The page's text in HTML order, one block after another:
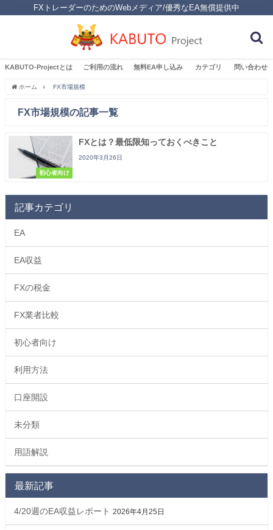
FXトレーダーのためのWebメディア/優秀なEA無償提供中
KABUTO-Projectとは ご利用の流れ 無料EA申し込み カテゴリ 問い合わせ
ホーム FX市場規模
FX市場規模の記事一覧
初心者向け
FXとは？最低限知っておくべきこと
2020年3月26日
記事カテゴリ
EA
EA収益
FXの税金
FX業者比較
初心者向け
利用方法
口座開設
未分類
用語解説
最新記事
4/20週のEA収益レポート 2026年4月25日